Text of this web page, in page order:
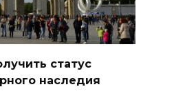
статус
наследия